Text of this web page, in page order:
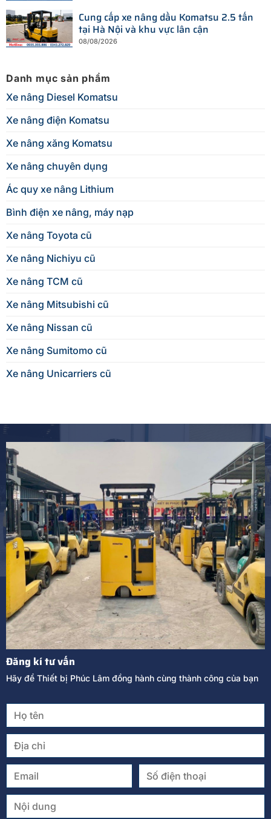
Cung cấp xe nâng dầu Komatsu 2.5 tấn
tại Hà Nội và khu vực lân cận
08/08/2026
Danh mục sản phẩm
Xe nâng Diesel Komatsu
Xe nâng điện Komatsu
Xe nâng xăng Komatsu
Xe nâng chuyên dụng
Ác quy xe nâng Lithium
Bình điện xe nâng, máy nạp
Xe nâng Toyota cũ
Xe nâng Nichiyu cũ
Xe nâng TCM cũ
Xe nâng Mitsubishi cũ
Xe nâng Nissan cũ
Xe nâng Sumitomo cũ
Xe nâng Unicarriers cũ
Đăng kí tư vấn
Hãy để Thiết bị Phúc Lâm đồng hành cùng thành công của bạn